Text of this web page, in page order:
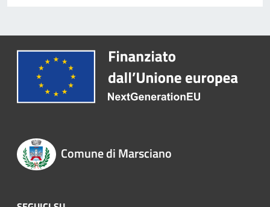
Comune di Marsciano